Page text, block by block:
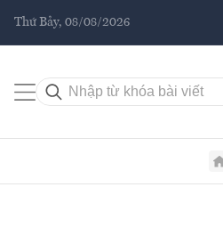
Thứ Bảy, 08/08/2026